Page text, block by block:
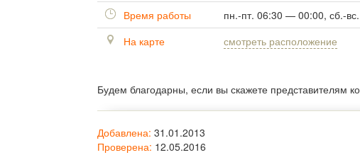
Время работы
пн.-пт. 06:30 — 00:00, сб.-
На карте
смотреть расположение
Будем благодарны, если вы скажете представителям
Добавлена: 31.01.2013
Проверена: 12.05.2016